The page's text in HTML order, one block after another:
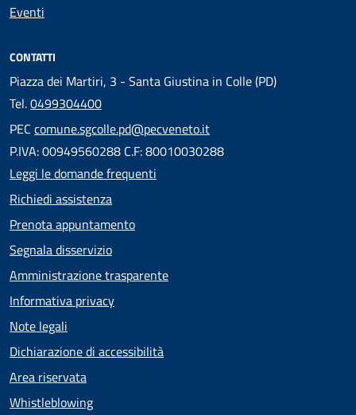
Eventi
CONTATTI
Piazza dei Martiri, 3 - Santa Giustina in Colle (PD)
Tel.0499304400
PEC comune.sgcolle.pd@pecveneto.it
P.IVA: 00949560288 C.F: 80010030288
Leggi le domande frequenti
Richiedi assistenza
Prenota appuntamento
Segnala disservizio
Amministrazione trasparente
Informativa privacy
Note legali
Dichiarazione di accessibilità
Area riservata
Whistleblowing